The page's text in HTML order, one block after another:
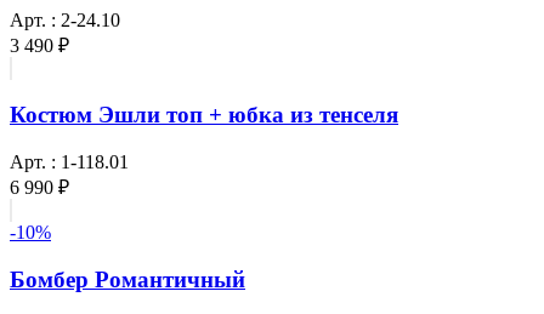
Арт. : 2-24.10
3 490 ₽
Костюм Эшли топ + юбка из тенселя
Арт. : 1-118.01
6 990 ₽
-10%
Бомбер Романтичный